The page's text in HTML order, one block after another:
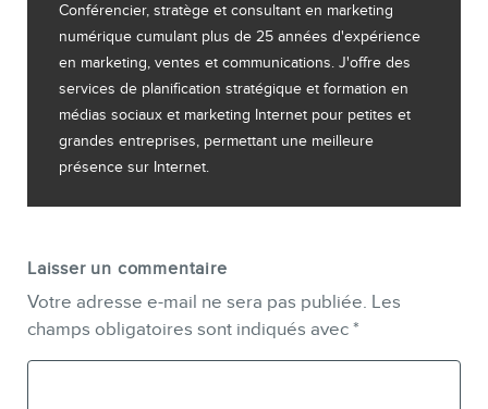
Conférencier, stratège et consultant en marketing
numérique cumulant plus de 25 années d'expérience
en marketing, ventes et communications. J'offre des
services de planification stratégique et formation en
médias sociaux et marketing Internet pour petites et
grandes entreprises, permettant une meilleure
présence sur Internet.
Laisser un commentaire
Votre adresse e-mail ne sera pas publiée. Les
champs obligatoires sont indiqués avec *